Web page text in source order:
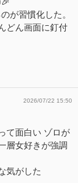
が習慣化した。
どん画面に釘付
2026/07/22 15:50
て面白い ゾロが
層女好きが強調
気がした